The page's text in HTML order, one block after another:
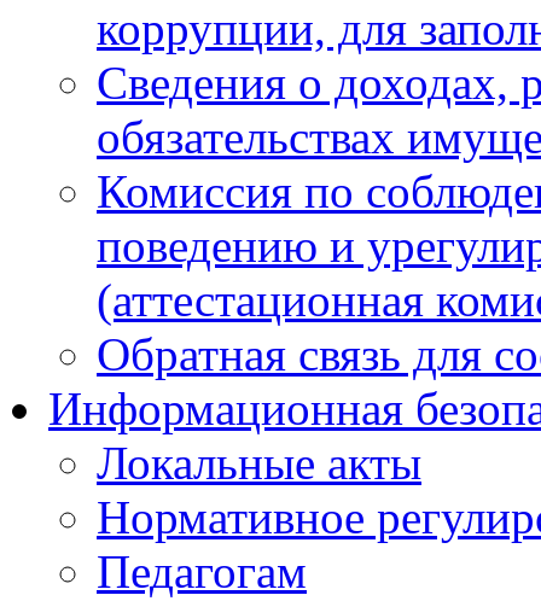
коррупции, для
Сведения о доходах,
обязательствах
Комиссия по
поведению и
(аттестационная
Обратная связь для
Информационная
Локальные акты
Нормативное
Педагогам